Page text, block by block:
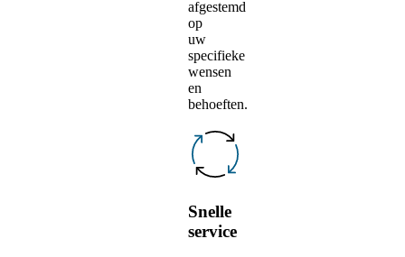
afgestemd
op
uw
specifieke
wensen
en
behoeften.
Snelle
service